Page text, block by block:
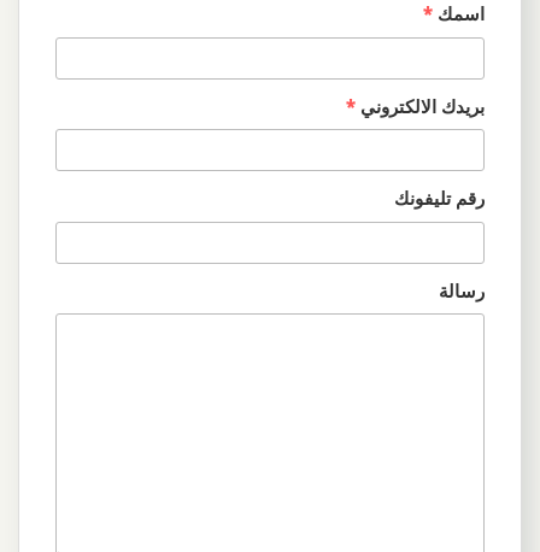
اسمك *
بريدك الالكتروني *
رقم تليفونك
رسالة